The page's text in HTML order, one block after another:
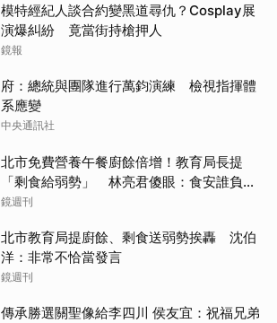
模特經紀人談合約變黑道尋仇？Cosplay展
演爆糾紛 竟當街持槍押人
鏡報
府：總統與團隊進行萬鈞演練 檢視指揮體
系應變
中央通訊社
北市免費營養午餐廚餘倍增！教育局長提
「剩食給弱勢」 林亮君傻眼：食安誰負
責？
鏡週刊
北市教育局提廚餘、剩食送弱勢挨轟 沈伯
洋：非常不恰當發言
鏡週刊
傳承勝選關聖像給李四川 侯友宜：祝福兄弟